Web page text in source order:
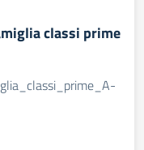
classi prime